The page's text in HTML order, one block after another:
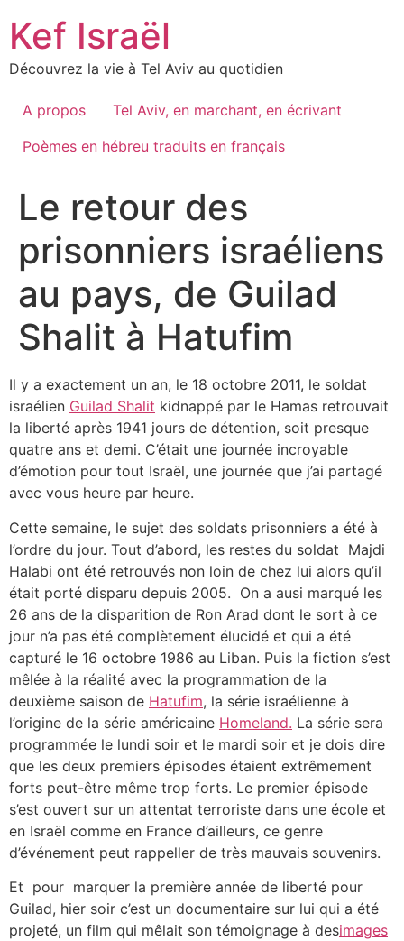
content
Kef Israël
Découvrez la vie à Tel Aviv au quotidien
A propos
Tel Aviv, en marchant, en écrivant
Poèmes en hébreu traduits en français
Le retour des
prisonniers israéliens
au pays, de Guilad
Shalit à Hatufim
Il y a exactement un an, le 18 octobre 2011, le soldat
israélien Guilad Shalit kidnappé par le Hamas retrouvait
la liberté après 1941 jours de détention, soit presque
quatre ans et demi. C’était une journée incroyable
d’émotion pour tout Israël, une journée que j’ai partagé
avec vous heure par heure.
Cette semaine, le sujet des soldats prisonniers a été à
l’ordre du jour. Tout d’abord, les restes du soldat Majdi
Halabi ont été retrouvés non loin de chez lui alors qu’il
était porté disparu depuis 2005. On a ausi marqué les
26 ans de la disparition de Ron Arad dont le sort à ce
jour n’a pas été complètement élucidé et qui a été
capturé le 16 octobre 1986 au Liban. Puis la fiction s’est
mêlée à la réalité avec la programmation de la
deuxième saison de Hatufim, la série israélienne à
l’origine de la série américaine Homeland. La série sera
programmée le lundi soir et le mardi soir et je dois dire
que les deux premiers épisodes étaient extrêmement
forts peut-être même trop forts. Le premier épisode
s’est ouvert sur un attentat terroriste dans une école et
en Israël comme en France d’ailleurs, ce genre
d’événement peut rappeller de très mauvais souvenirs.
Et pour marquer la première année de liberté pour
Guilad, hier soir c’est un documentaire sur lui qui a été
projeté, un film qui mêlait son témoignage à desimages